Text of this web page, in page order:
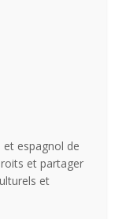
et espagnol de
et partager
et